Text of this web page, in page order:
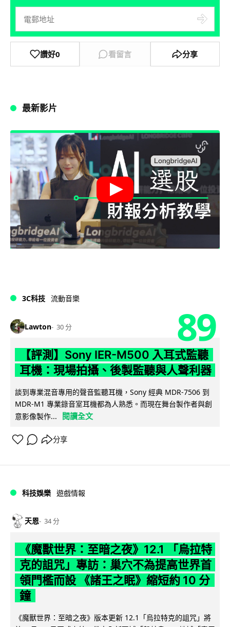
讚好0 看留言 分享
最新影片
3C科技 流動音樂
Lawton 30 分 89
【評測】Sony IER-M500 入耳式監聽
耳機：現場拍攝、後製監聽與人聲利器
談到專業混音專用的聲音監聽耳機，Sony 經典 MDR-7506 到
MDR-M1 專業錄音室耳機都為人熟悉。而現在舞台製作者與創
意影像製作...
閱讀全文
分享
科技娛樂 遊戲情報
天恩 34 分
《魔獸世界：至暗之夜》12.1 「烏拉特
克的詛咒」專訪：巢穴不為提高世界首
領門檻而設 《諸王之眠》縮短約 10 分
鐘
《魔獸世界：至暗之夜》版本更新 12.1「烏拉特克的詛咒」將